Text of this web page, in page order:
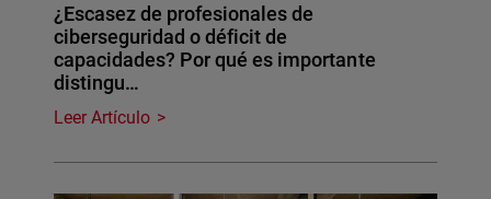
¿Escasez de profesionales de
ciberseguridad o déficit de
capacidades? Por qué es importante
distingu…
Leer Artículo